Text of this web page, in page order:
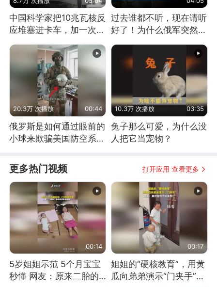
中国科学家把10兆瓦核反
应堆塞进卡车，加一次燃
过去谁都不听，现在请听
好了！为什么俄军突然强
20.3万 次播放 00:44
俄罗斯是如何通过眼前的
小球来欺骗美国防空系统
10.3万 次播放 03:35
兔子那么可爱，为什么没
人把它当宠物？
更多热门视频 打开应用 查看更多
00:14
5岁姐姐示范 5个月宝宝
秒懂 网友：原来二胎的
00:17
姐姐的“硬核教育”，用黄
瓜向弟弟演示“门夹手”，